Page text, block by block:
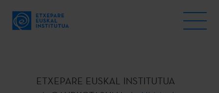
ETXEPARE EUSKAL INSTITUTUA